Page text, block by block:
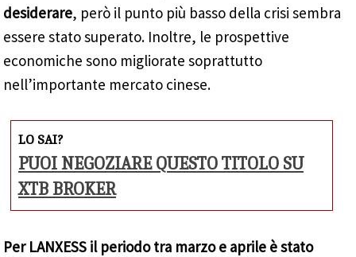
desiderare, però il punto più basso della crisi sembra
essere stato superato. Inoltre, le prospettive
economiche sono migliorate soprattutto
nell’importante mercato cinese.
LO SAI?
PUOI NEGOZIARE QUESTO TITOLO SU
XTB BROKER
Per LANXESS il periodo tra marzo e aprile è stato